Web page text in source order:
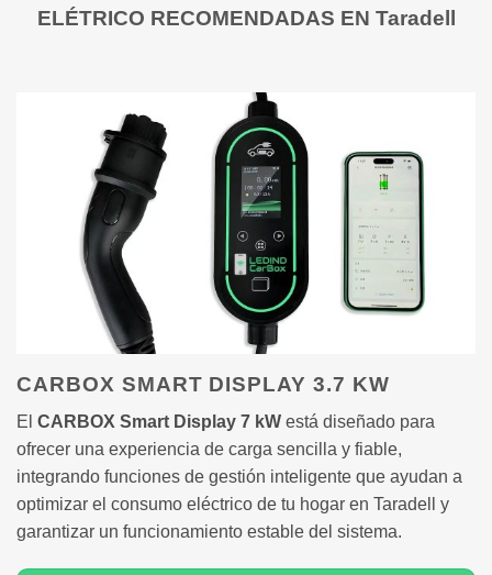
ELÉTRICO RECOMENDADAS EN Taradell
CARBOX SMART DISPLAY 3.7 KW
El CARBOX Smart Display 7 kW está diseñado para
ofrecer una experiencia de carga sencilla y fiable,
integrando funciones de gestión inteligente que ayudan a
optimizar el consumo eléctrico de tu hogar en Taradell y
garantizar un funcionamiento estable del sistema.